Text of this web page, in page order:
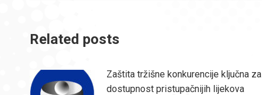
Related posts
Zaštita tržišne konkurencije ključna za
dostupnost pristupačnijih lijekova